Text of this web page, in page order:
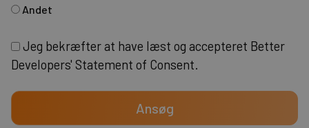
Andet
Jeg bekræfter at have læst og accepteret Better
Developers' Statement of Consent.
Ansøg